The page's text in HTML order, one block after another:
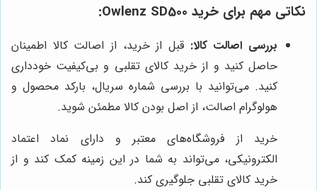
نکاتی مهم برای خرید Owlenz SD500:
بررسی اصالت کالا: قبل از خرید، از اصالت کالا اطمینان
حاصل کنید و از خرید کالای تقلبی و بی‌کیفیت خودداری
کنید. می‌توانید با بررسی شماره سریال، بارکد محصول و
هولوگرام اصالت، از اصل بودن کالا مطمئن شوید.
خرید از فروشگاه‌های معتبر و دارای نماد اعتماد
الکترونیکی، می‌تواند به شما در این زمینه کمک کند و از
خرید کالای تقلبی جلوگیری کند.